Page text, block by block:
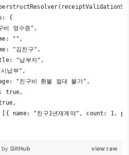
{
영수증",
"",
"김친구",
"납부자",
납부",
"친구비 환불 절대 불가",
true,
name: "친구1년재계약", count: 1,
view raw
GitHub